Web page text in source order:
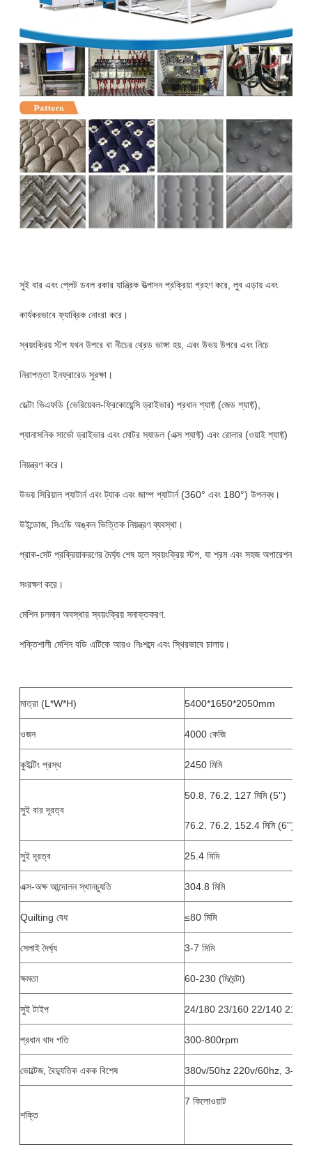
সুই বার এবং প্লেট ডবল রকার যান্ত্রিক উত্পাদন প্রক্রিয়া গ্রহণ করে, লুব এড়ায় এবং
কার্যকরভাবে ফ্যাব্রিক নোংরা করে।
স্বয়ংক্রিয় স্টপ যখন উপরে বা নীচের থ্রেড ভাঙ্গা হয়, এবং উভয় উপরে এবং নিচে
নিরাপত্তা ইনফ্রারেড সুরক্ষা।
ডেল্টা ভিএফডি (ভেরিয়েবল-ফ্রিকোয়েন্সি ড্রাইভার) প্রধান শ্যাফ্ট (জেড শ্যাফ্ট),
প্যানাসনিক সার্ভো ড্রাইভার এবং মোটর স্যাডল (এক্স শ্যাফ্ট) এবং রোলার (ওয়াই শ্যাফ্ট)
নিয়ন্ত্রণ করে।
উভয় সিরিয়াল প্যাটার্ন এবং ট্যাক এবং জাম্প প্যাটার্ন (360° এবং 180°) উপলব্ধ।
উইন্ডোজ, সিএডি অঙ্কন ভিত্তিক নিয়ন্ত্রণ ব্যবস্থা।
প্রাক-সেট প্রক্রিয়াকরণের দৈর্ঘ্য শেষ হলে স্বয়ংক্রিয় স্টপ, যা শ্রম এবং সহজ অপারেশন
সংরক্ষণ করে।
মেশিন চলমান অবস্থার স্বয়ংক্রিয় সনাক্তকরণ.
শক্তিশালী মেশিন বডি এটিকে আরও নিঃশব্দে এবং স্থিরভাবে চালায়।
মাত্রা (L*W*H) 5400*1650*2050mm
ওজন 4000 কেজি
কুইল্টিং প্রস্থ 2450 মিমি
সুই বার দূরত্ব
50.8, 76.2, 127 মিমি (5'')
76.2, 76.2, 152.4 মিমি (6'')
সুই দূরত্ব 25.4 মিমি
এক্স-অক্ষ আন্দোলন স্থানচ্যুতি 304.8 মিমি
Quilting বেধ ≤80 মিমি
সেলাই দৈর্ঘ্য 3-7 মিমি
ক্ষমতা 60-230 (মি/ঘন্টা)
সুই টাইপ 24/180 23/160 22/140 21/
প্রধান খাদ গতি 300-800rpm
ভোল্টেজ, বৈদ্যুতিক একক বিশেষ 380v/50hz 220v/60hz, 3-ফেজ
শক্তি
7 কিলোওয়াট